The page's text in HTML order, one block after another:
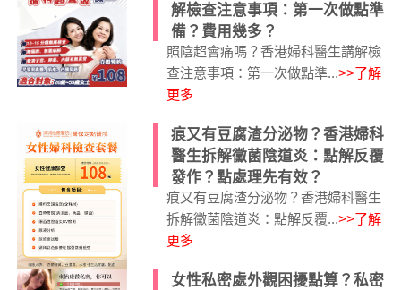
解檢查注意事項：第一次做點準
備？費用幾多？
照陰超會痛嗎？香港婦科醫生講解檢
查注意事項：第一次做點準...>>了解
更多
痕又有豆腐渣分泌物？香港婦科
醫生拆解黴菌陰道炎：點解反覆
發作？點處理先有效？
痕又有豆腐渣分泌物？香港婦科醫生
拆解黴菌陰道炎：點解反覆...>>了解
更多
女性私密處外觀困擾點算？私密